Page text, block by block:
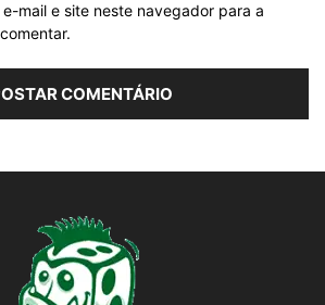
e-mail e site neste navegador para a